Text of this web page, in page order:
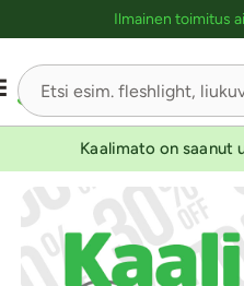
Ilmainen toimitus
Kaalimato on saanut